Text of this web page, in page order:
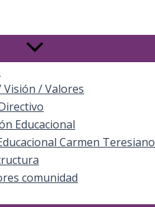
/ Valores
Educacional
Carmen Teresiano
comunidad